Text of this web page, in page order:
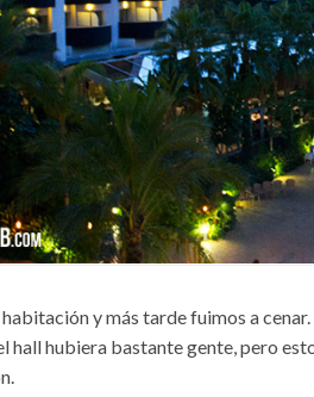
y más tarde fuimos a
hall hubiera bastante gente, pero